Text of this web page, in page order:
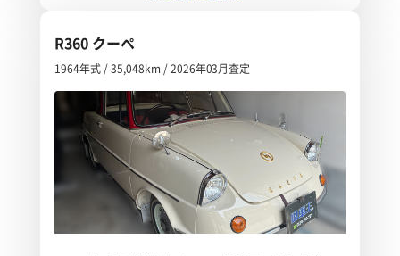
R360 クーペ
1964年式 / 35,048km / 2026年03月査定